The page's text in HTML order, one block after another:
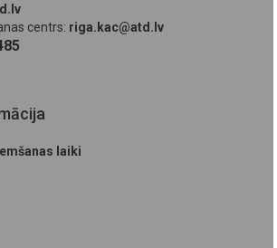
centrs: riga.kac@atd.lv
laiki